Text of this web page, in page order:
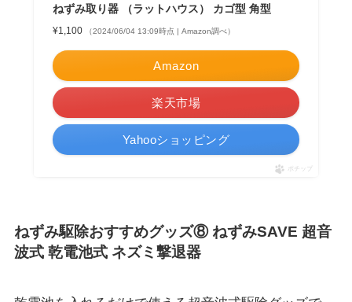
ねずみ取り器 （ラットハウス） カゴ型 角型
¥1,100 （2024/06/04 13:09時点 | Amazon調べ）
Amazon
楽天市場
Yahooショッピング
ポチップ
ねずみ駆除おすすめグッズ⑧ ねずみSAVE 超音
波式 乾電池式 ネズミ撃退器